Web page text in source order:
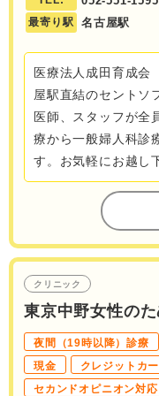
最寄り駅 名古屋駅
医療法人成田育成
屋駅直結のセントソ
医師、スタッフが全
療から一般婦人科診
す。お気軽にお越し
クリニック
東京中野女性の
夜間（19時以降）診療
現金
クレジットカ
セカンドオピニオン対応